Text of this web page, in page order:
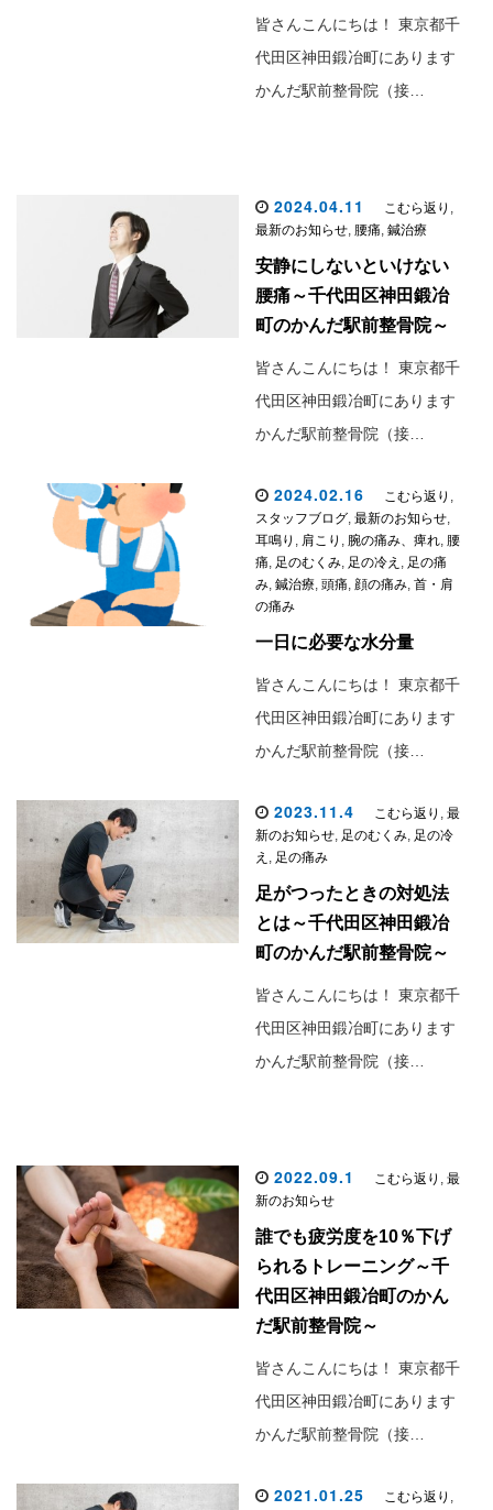
皆さんこんにちは！ 東京都千
代田区神田鍛冶町にあります
かんだ駅前整骨院（接…
2024.04.11 こむら返り ,
最新のお知らせ, 腰痛, 鍼治療
安静にしないといけない
腰痛～千代田区神田鍛冶
町のかんだ駅前整骨院～
皆さんこんにちは！ 東京都千
代田区神田鍛冶町にあります
かんだ駅前整骨院（接…
2024.02.16 こむら返り ,
スタッフブログ, 最新のお知らせ,
耳鳴り , 肩こり , 腕の痛み、痺れ, 腰
痛, 足のむくみ, 足の冷え , 足の痛
み, 鍼治療, 頭痛, 顔の痛み, 首・肩
の痛み
一日に必要な水分量
皆さんこんにちは！ 東京都千
代田区神田鍛冶町にあります
かんだ駅前整骨院（接…
2023.11.4 こむら返り , 最
新のお知らせ, 足のむくみ, 足の冷
え , 足の痛み
足がつったときの対処法
とは～千代田区神田鍛冶
町のかんだ駅前整骨院～
皆さんこんにちは！ 東京都千
代田区神田鍛冶町にあります
かんだ駅前整骨院（接…
2022.09.1 こむら返り , 最
新のお知らせ
誰でも疲労度を10％下げ
られるトレーニング～千
代田区神田鍛冶町のかん
だ駅前整骨院～
皆さんこんにちは！ 東京都千
代田区神田鍛冶町にあります
かんだ駅前整骨院（接…
2021.01.25 こむら返り ,